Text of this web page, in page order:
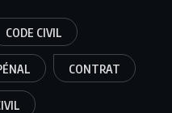
CODE CIVIL
CONTRAT